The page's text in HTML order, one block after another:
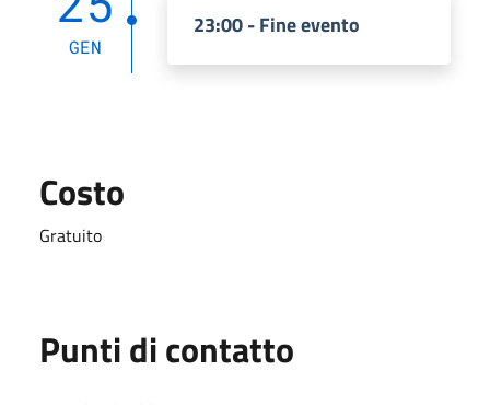
GEN
23:00 - Fine evento
Costo
Gratuito
Punti di contatto